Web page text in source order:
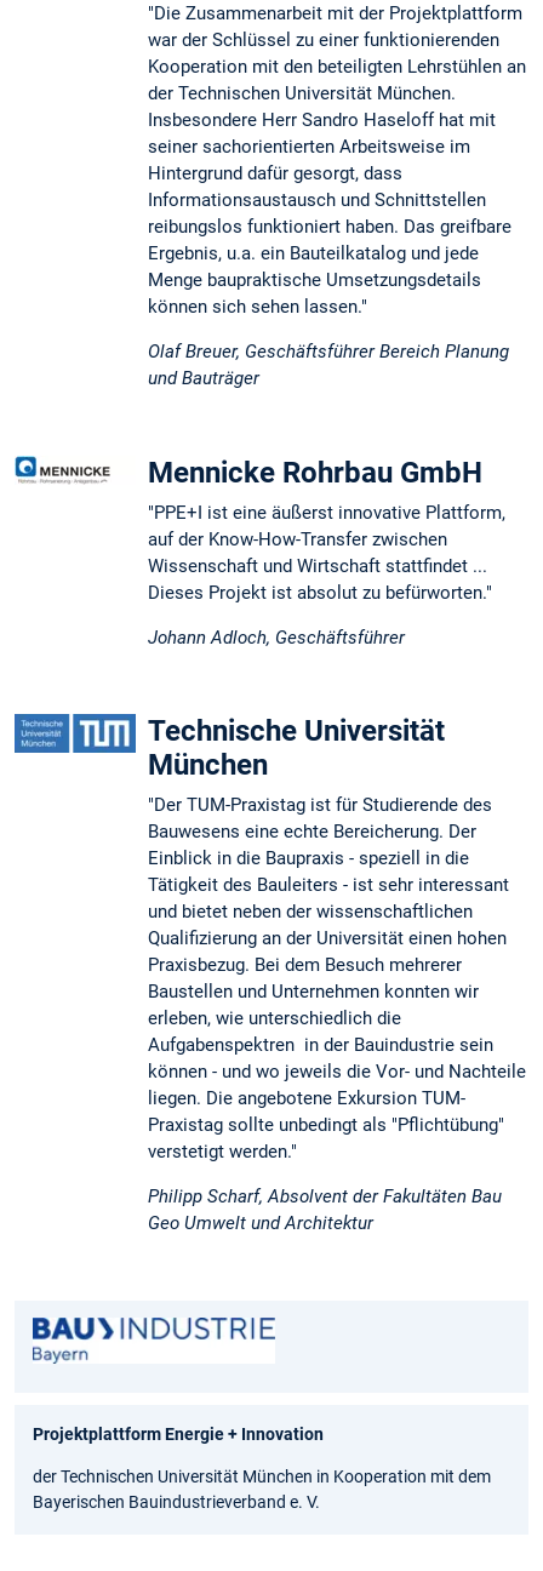
"Die Zusammenarbeit mit der Projektplattform
war der Schlüssel zu einer funktionierenden
Kooperation mit den beteiligten Lehrstühlen an
der Technischen Universität München.
Insbesondere Herr Sandro Haseloff hat mit
seiner sachorientierten Arbeitsweise im
Hintergrund dafür gesorgt, dass
Informationsaustausch und Schnittstellen
reibungslos funktioniert haben. Das greifbare
Ergebnis, u.a. ein Bauteilkatalog und jede
Menge baupraktische Umsetzungsdetails
können sich sehen lassen."
Olaf Breuer, Geschäftsführer Bereich Planung
und Bauträger
Mennicke Rohrbau GmbH
"PPE+I ist eine äußerst innovative Plattform,
auf der Know-How-Transfer zwischen
Wissenschaft und Wirtschaft stattfindet ...
Dieses Projekt ist absolut zu befürworten."
Johann Adloch, Geschäftsführer
Technische Universität
München
"Der TUM-Praxistag ist für Studierende des
Bauwesens eine echte Bereicherung. Der
Einblick in die Baupraxis - speziell in die
Tätigkeit des Bauleiters - ist sehr interessant
und bietet neben der wissenschaftlichen
Qualifizierung an der Universität einen hohen
Praxisbezug. Bei dem Besuch mehrerer
Baustellen und Unternehmen konnten wir
erleben, wie unterschiedlich die
Aufgabenspektren in der Bauindustrie sein
können - und wo jeweils die Vor- und Nachteile
liegen. Die angebotene Exkursion TUM-
Praxistag sollte unbedingt als "Pflichtübung"
verstetigt werden."
Philipp Scharf, Absolvent der Fakultäten Bau
Geo Umwelt und Architektur
Projektplattform Energie + Innovation
der Technischen Universität München in Kooperation mit dem
Bayerischen Bauindustrieverband e. V.